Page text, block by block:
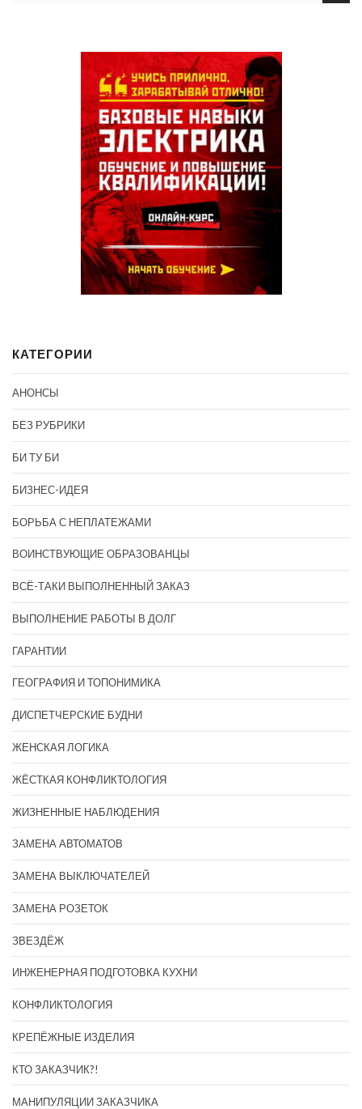
КАТЕГОРИИ
АНОНСЫ
БЕЗ РУБРИКИ
БИ ТУ БИ
БИЗНЕС-ИДЕЯ
БОРЬБА С НЕПЛАТЕЖАМИ
ВОИНСТВУЮЩИЕ ОБРАЗОВАНЦЫ
ВСЁ-ТАКИ ВЫПОЛНЕННЫЙ ЗАКАЗ
ВЫПОЛНЕНИЕ РАБОТЫ В ДОЛГ
ГАРАНТИИ
ГЕОГРАФИЯ И ТОПОНИМИКА
ДИСПЕТЧЕРСКИЕ БУДНИ
ЖЕНСКАЯ ЛОГИКА
ЖЁСТКАЯ КОНФЛИКТОЛОГИЯ
ЖИЗНЕННЫЕ НАБЛЮДЕНИЯ
ЗАМЕНА АВТОМАТОВ
ЗАМЕНА ВЫКЛЮЧАТЕЛЕЙ
ЗАМЕНА РОЗЕТОК
ЗВЕЗДЁЖ
ИНЖЕНЕРНАЯ ПОДГОТОВКА КУХНИ
КОНФЛИКТОЛОГИЯ
КРЕПЁЖНЫЕ ИЗДЕЛИЯ
КТО ЗАКАЗЧИК?!
МАНИПУЛЯЦИИ ЗАКАЗЧИКА